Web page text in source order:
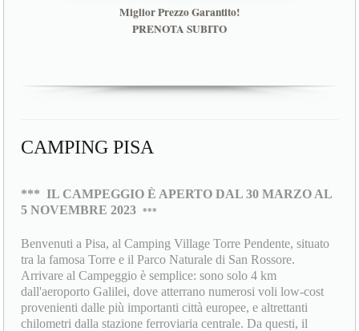
Miglior Prezzo Garantito!
PRENOTA SUBITO
CAMPING PISA
*** IL CAMPEGGIO È APERTO DAL 30 MARZO AL
5 NOVEMBRE 2023
***
Benvenuti a Pisa, al Camping Village Torre Pendente, situato
tra la famosa Torre e il Parco Naturale di San Rossore.
Arrivare al Campeggio è semplice: sono solo 4 km
dall'aeroporto Galilei, dove atterrano numerosi voli low-cost
provenienti dalle più importanti città europee, e altrettanti
chilometri dalla stazione ferroviaria centrale. Da questi, il